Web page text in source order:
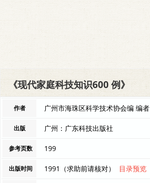
《现代家庭科技知识600 例》
作者 广州市海珠区科学技术协会编 编者
出版 广州：广东科技出版社
参考页数 199
出版时间 1991（求助前请核对） 目录预览